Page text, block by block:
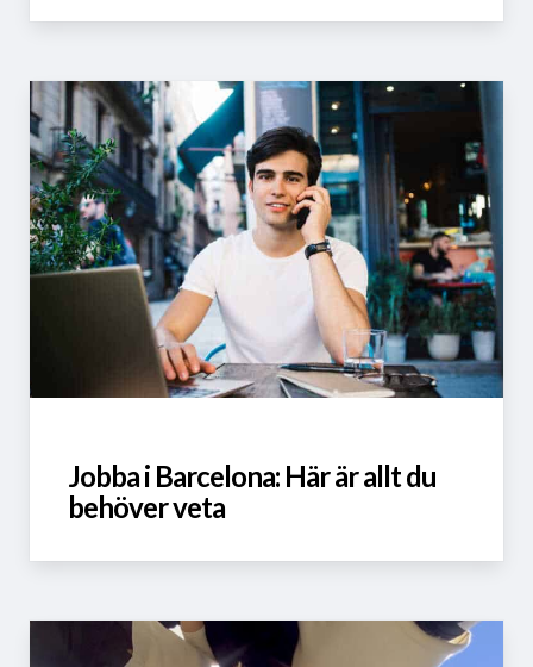
Jobba i Barcelona: Här är allt du
behöver veta